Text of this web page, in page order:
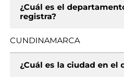
¿Cuál es el
registra?
CUNDINAMARCA
¿Cuál es la ciudad en el